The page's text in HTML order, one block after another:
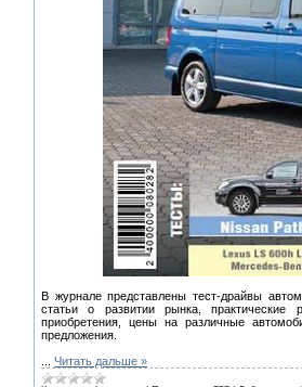
В журнале представлены тест-драйвы
статьи о развитии рынка,
приобретения, цены на различные
предложения.
Читать дальше »